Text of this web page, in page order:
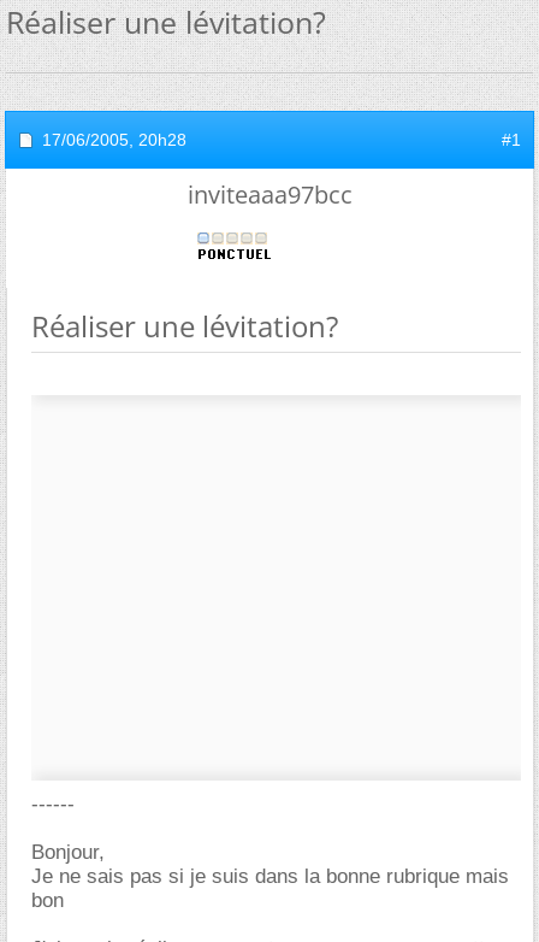
Réaliser une lévitation?
17/06/2005, 20h28 #1
inviteaaa97bcc
Réaliser une lévitation?
------
Bonjour,
Je ne sais pas si je suis dans la bonne rubrique mais
bon